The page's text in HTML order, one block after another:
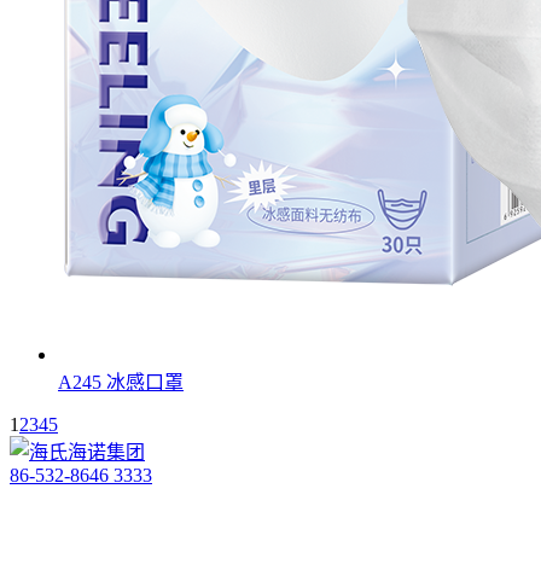
A245 冰感口罩
1 2345
86-532-8646 3333